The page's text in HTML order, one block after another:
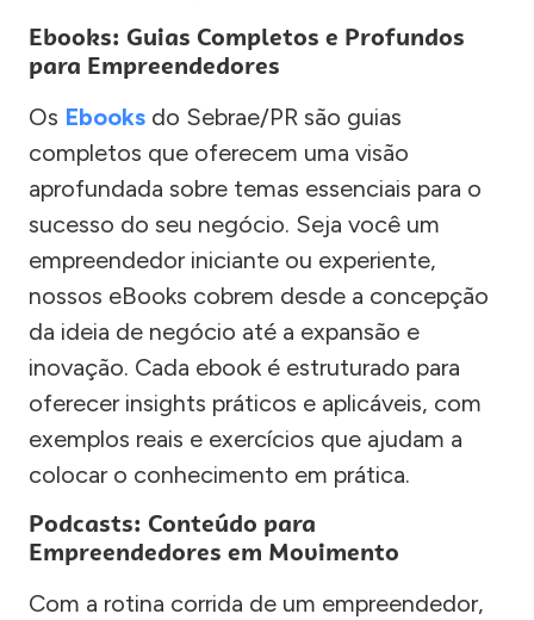
Ebooks: Guias Completos e Profundos
para Empreendedores
Os Ebooks do Sebrae/PR são guias
completos que oferecem uma visão
aprofundada sobre temas essenciais para o
sucesso do seu negócio. Seja você um
empreendedor iniciante ou experiente,
nossos eBooks cobrem desde a concepção
da ideia de negócio até a expansão e
inovação. Cada ebook é estruturado para
oferecer insights práticos e aplicáveis, com
exemplos reais e exercícios que ajudam a
colocar o conhecimento em prática.
Podcasts: Conteúdo para
Empreendedores em Movimento
Com a rotina corrida de um empreendedor,